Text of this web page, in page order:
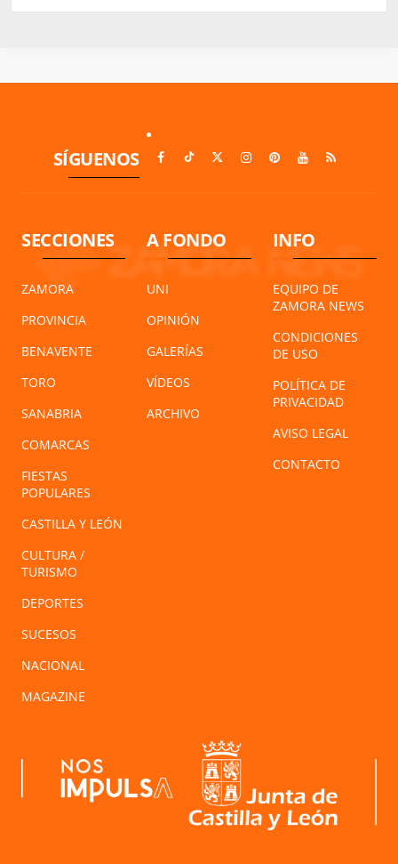
SÍGUENOS
SECCIONES
ZAMORA
PROVINCIA
BENAVENTE
TORO
SANABRIA
COMARCAS
FIESTAS
POPULARES
CASTILLA Y LEÓN
CULTURA /
TURISMO
DEPORTES
SUCESOS
NACIONAL
MAGAZINE
A FONDO
UNI
OPINIÓN
GALERÍAS
VÍDEOS
ARCHIVO
INFO
EQUIPO DE
ZAMORA NEWS
CONDICIONES
DE USO
POLÍTICA DE
PRIVACIDAD
AVISO LEGAL
CONTACTO